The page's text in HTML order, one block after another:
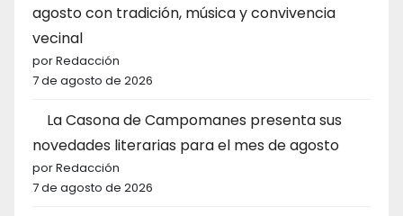
agosto con tradición, música y convivencia
vecinal
por Redacción
7 de agosto de 2026
La Casona de Campomanes presenta sus
novedades literarias para el mes de agosto
por Redacción
7 de agosto de 2026